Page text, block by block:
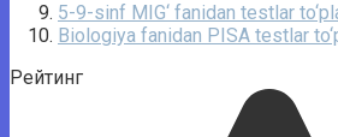
5-9-sinf MIG‘ fanidan testlar
Biologiya fanidan PISA testlar
Рейтинг